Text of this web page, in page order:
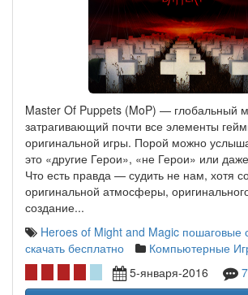
Master Of Puppets (MoP) — глобальный
затрагивающий почти все элементы
оригинальной игры. Порой можно
это «другие Герои», «не Герои» или
Что есть правда — судить не нам, хотя
оригинальной атмосферы,
создание...
Heroes of Might and Magic пошаговые
скачать бесплатно
Компьютерные
5-января-2016
7